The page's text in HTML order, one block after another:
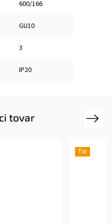
600/166
GU10
3
IP20
tovar
Tip
Next